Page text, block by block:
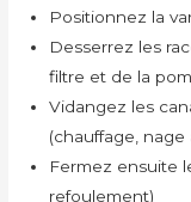
Positionnez la
Desserrez les
filtre et de la
Vidangez les
(chauffage,
Fermez ensuite
refoulement)